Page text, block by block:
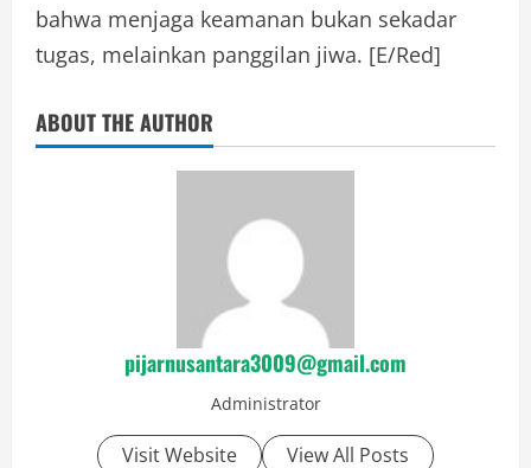
bahwa menjaga keamanan bukan sekadar
tugas, melainkan panggilan jiwa. [E/Red]
ABOUT THE AUTHOR
pijarnusantara3009@gmail.com
Administrator
Visit Website View All Posts